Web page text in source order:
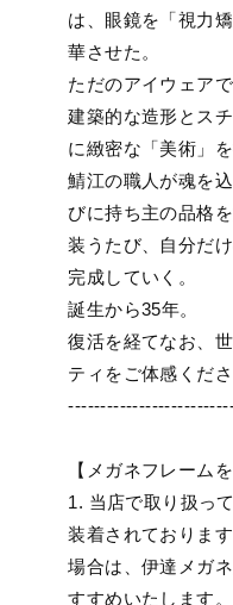
は、眼鏡を「視力
華させた。
ただのアイウェアで
建築的な造形とス
に緻密な「美術」を
鯖江の職人が魂を
びに持ち主の品格
装うたび、自分だ
完成していく。
誕生から35年。
復活を経てなお、
ティをご体感くださ
【メガネフレーム
1. 当店で取り扱っ
装着されておりま
場合は、伊達メガ
すすめいたします。